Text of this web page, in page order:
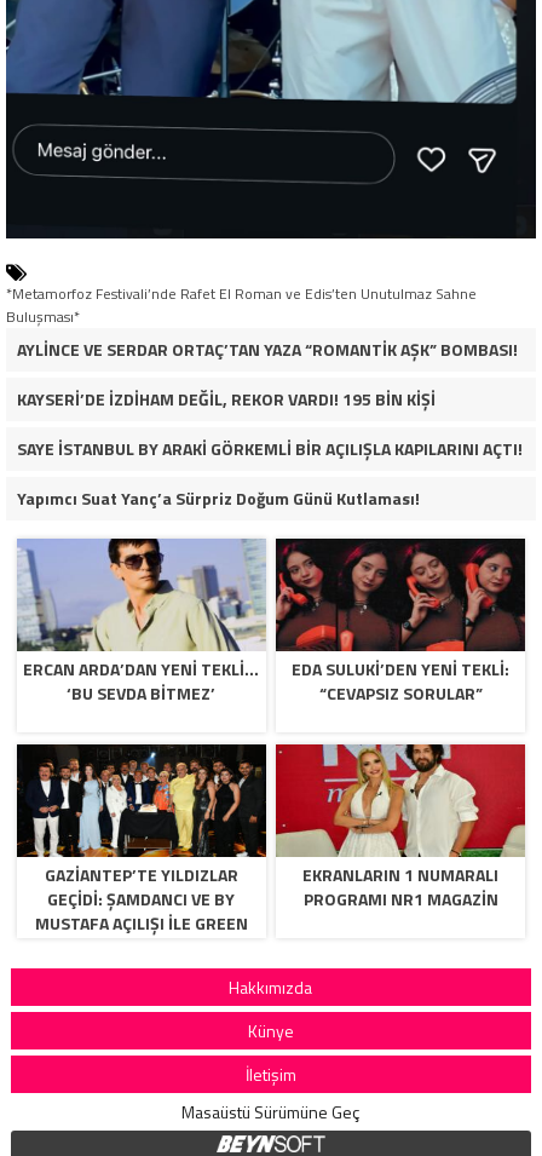
*Metamorfoz Festivali’nde Rafet El Roman ve Edis’ten Unutulmaz Sahne
Buluşması*
AYLİNCE VE SERDAR ORTAÇ’TAN YAZA “ROMANTİK AŞK” BOMBASI!
KAYSERİ’DE İZDİHAM DEĞİL, REKOR VARDI! 195 BİN KİŞİ
SAYE İSTANBUL BY ARAKİ GÖRKEMLİ BİR AÇILIŞLA KAPILARINI AÇTI!
Yapımcı Suat Yanç’a Sürpriz Doğum Günü Kutlaması!
ERCAN ARDA’DAN YENI TEKLI…
‘BU SEVDA BITMEZ’
EDA SULUKI’DEN YENI TEKLI:
“CEVAPSIZ SORULAR”
GAZİANTEP’TE YILDIZLAR
GEÇİDİ: ŞAMDANCI VE BY
MUSTAFA AÇILIŞI İLE GREEN
EKRANLARIN 1 NUMARALI
PROGRAMI NR1 MAGAZIN
Hakkımızda
Künye
İletişim
Masaüstü Sürümüne Geç